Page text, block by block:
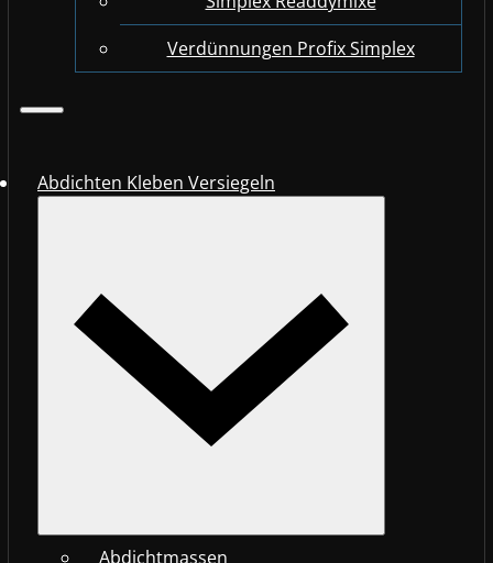
Verdünnungen Profix Simplex
Abdichten Kleben Versiegeln
Abdichtmassen